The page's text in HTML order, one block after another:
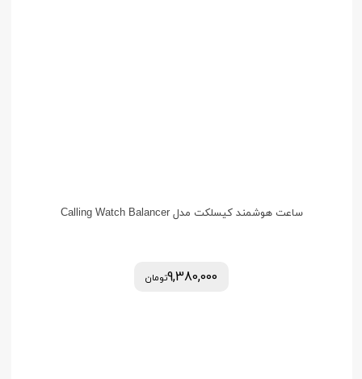
ساعت هوشمند کیسلکت مدل Calling Watch Balancer
9,380,000تومان